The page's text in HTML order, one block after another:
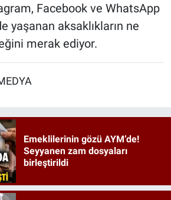
Facebook ve WhatsApp
yaşanan aksaklıkların ne
merak ediyor.
Emeklilerinin gözü AYM’de!
Seyyanen zam dosyaları
birleştirildi